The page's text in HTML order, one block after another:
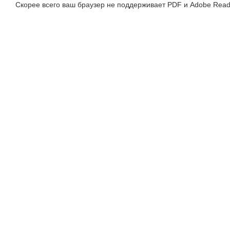
Скорее всего ваш браузер не поддерживает PDF и Adobe